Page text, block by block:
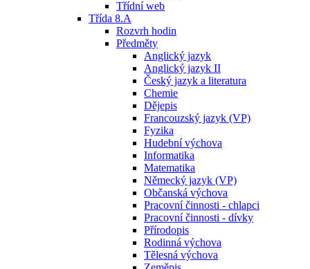
Třídní web
Třída 8.A
Rozvrh hodin
Předměty
Anglický jazyk
Anglický jazyk II
Český jazyk a literatura
Chemie
Dějepis
Francouzský jazyk (VP)
Fyzika
Hudební výchova
Informatika
Matematika
Německý jazyk (VP)
Občanská výchova
Pracovní činnosti - chlapci
Pracovní činnosti - dívky
Přírodopis
Rodinná výchova
Tělesná výchova